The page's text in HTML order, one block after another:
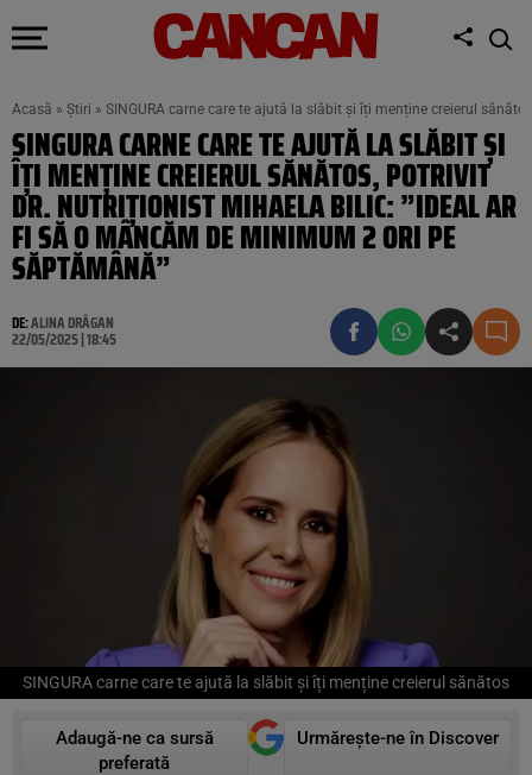
Acasă » Știri » SINGURA carne care te ajută la slăbit și îți menține creierul
SINGURA CARNE CARE TE AJUTĂ LA SLĂBIT ȘI
ÎȚI MENȚINE CREIERUL SĂNĂTOS, POTRIVIT
DR. NUTRIȚIONIST MIHAELA BILIC: ”IDEAL AR
FI SĂ O MÂNCĂM DE MINIMUM 2 ORI PE
SĂPTĂMÂNĂ”
DE:ALINA DRĂGAN
22/05/2025 | 18:45
SINGURA carne care te ajută la slăbit și îți menține creierul sănătos
Adaugă-ne ca sursă
preferată
Urmărește-ne în Discover